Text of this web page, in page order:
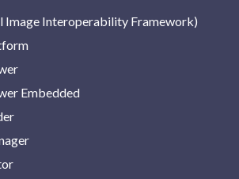
Image Interoperability Framework)
Embedded